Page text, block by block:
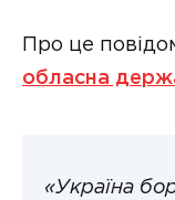
Про це
обласна
«Україна